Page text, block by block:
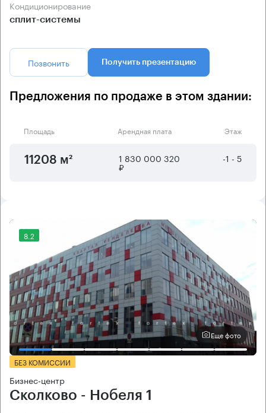
Кондиционирование
сплит-системы
Позвонить Получить презентацию
Предложения по продаже в этом здании:
Площадь Арендная плата Этаж
11208 м² 1 830 000 320
₽
-1 - 5
8.2
Еще фото
БЕЗ КОМИССИИ
Бизнес-центр
Сколково - Нобеля 1